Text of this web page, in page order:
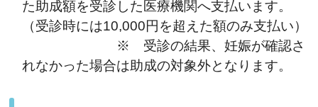
た助成額を受診した医療機関へ支払います。
（受診時には10,000円を超えた額のみ支払い）
※ 受診の結果、妊娠が確認さ
れなかった場合は助成の対象外となります。